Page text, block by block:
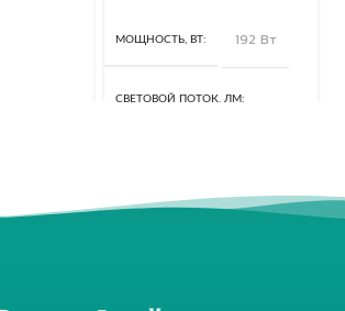
МОЩНОСТЬ, ВТ 192 Вт
СВЕТОВОЙ ПОТОК, ЛМ
КЛАСС ЗАЩИТЫ, IP 67